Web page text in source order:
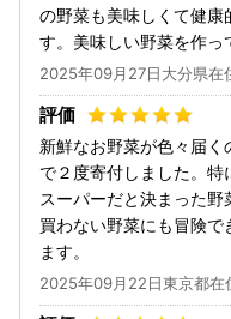
の野菜も美味しくて健
す。美味しい野菜を作っ
2025年09月27日大分県在
新鮮なお野菜が色々届く
で２度寄付しました。特
スーパーだと決まった
買わない野菜にも冒険で
ます。
2025年09月22日東京都在